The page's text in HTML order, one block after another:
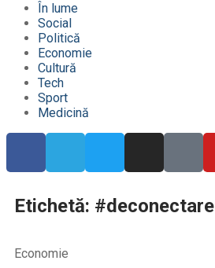
În lume
Social
Politică
Economie
Cultură
Tech
Sport
Medicină
Etichetă: #deconectare
Economie